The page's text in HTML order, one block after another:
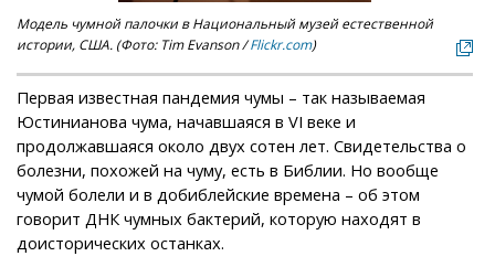
Модель чумной палочки в Национальный музей естественной
истории, США. (Фото: Tim Evanson /Flickr.com)
Первая известная пандемия чумы – так называемая
Юстинианова чума, начавшаяся в VI веке и
продолжавшаяся около двух сотен лет. Свидетельства о
болезни, похожей на чуму, есть в Библии. Но вообще
чумой болели и в добиблейские времена – об этом
говорит ДНК чумных бактерий, которую находят в
доисторических останках.